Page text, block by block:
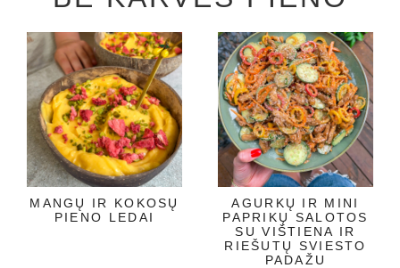
MANGŲ IR KOKOSŲ
PIENO LEDAI
AGURKŲ IR MINI
PAPRIKŲ SALOTOS
SU VIŠTIENA IR
RIEŠUTŲ SVIESTO
PADAŽU